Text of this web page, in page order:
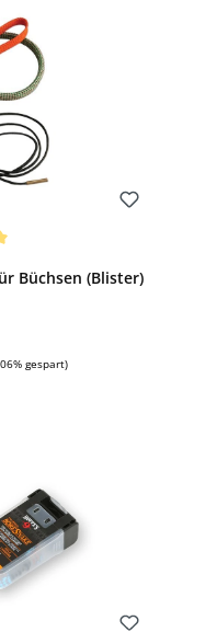
Büchsen (Blister)
gespart)